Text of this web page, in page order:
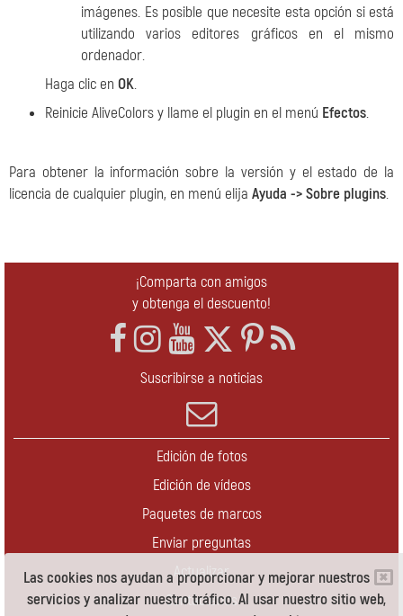
Las cookies nos ayudan a proporcionar y mejorar nuestros
servicios y analizar nuestro tráfico. Al usar nuestro sitio web,
imágenes. Es posible que necesite esta opción si está
utilizando varios editores gráficos en el mismo
ordenador.
Haga clic en ОК.
Reinicie AliveColors y llame el plugin en el menú Efectos.
Para obtener la información sobre la versión y el estado de la
licencia de cualquier plugin, en menú elija Ayuda -> Sobre plugins.
¡Comparta con amigos
y obtenga el descuento!
Suscribirse a noticias
Edición de fotos
Edición de vídeos
Paquetes de marcos
Enviar preguntas
Actualizar
Contáctenos